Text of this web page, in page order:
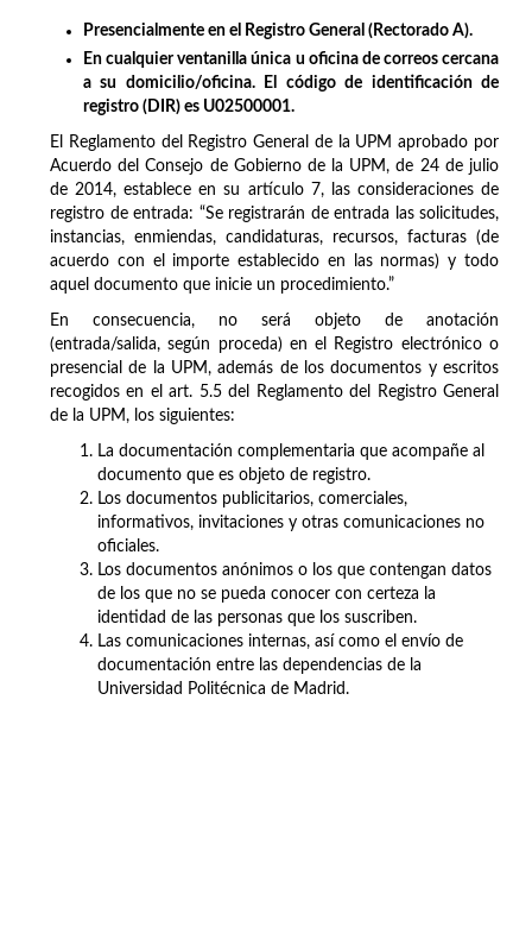
Presencialmente en el Registro General (Rectorado A).
En cualquier ventanilla única u oficina de correos cercana
a su domicilio/oficina. El código de identificación de
registro (DIR) es U02500001.
El Reglamento del Registro General de la UPM aprobado por
Acuerdo del Consejo de Gobierno de la UPM, de 24 de julio
de 2014, establece en su artículo 7, las consideraciones de
registro de entrada: “Se registrarán de entrada las solicitudes,
instancias, enmiendas, candidaturas, recursos, facturas (de
acuerdo con el importe establecido en las normas) y todo
aquel documento que inicie un procedimiento.”
En consecuencia, no será objeto de anotación
(entrada/salida, según proceda) en el Registro electrónico o
presencial de la UPM, además de los documentos y escritos
recogidos en el art. 5.5 del Reglamento del Registro General
de la UPM, los siguientes:
La documentación complementaria que acompañe al
documento que es objeto de registro.
Los documentos publicitarios, comerciales,
informativos, invitaciones y otras comunicaciones no
oficiales.
Los documentos anónimos o los que contengan datos
de los que no se pueda conocer con certeza la
identidad de las personas que los suscriben.
Las comunicaciones internas, así como el envío de
documentación entre las dependencias de la
Universidad Politécnica de Madrid.